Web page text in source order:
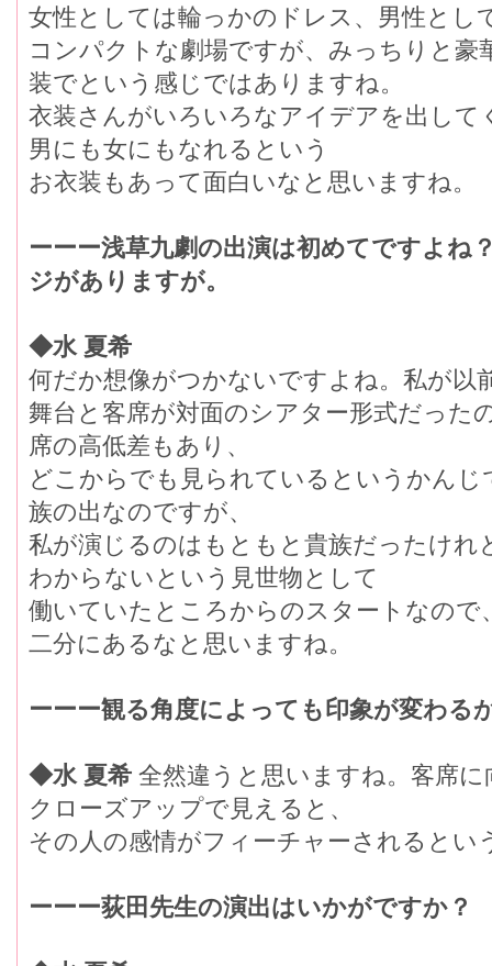
女性としては輪っかのドレス、男性とし
コンパクトな劇場ですが、みっちりと豪
装でという感じではありますね。
衣装さんがいろいろなアイデアを出し
男にも女にもなれるという
お衣装もあって面白いなと思いますね。
ーーー浅草九劇の出演は初めてですよね
ジがありますが。
◆水 夏希
何だか想像がつかないですよね。私が以
舞台と客席が対面のシアター形式だった
席の高低差もあり、
どこからでも見られているというかん
族の出なのですが、
私が演じるのはもともと貴族だったけれ
わからないという見世物として
働いていたところからのスタートなので
二分にあるなと思いますね。
ーーー観る角度によっても印象が変わる
◆水 夏希 全然違うと思いますね。客席
クローズアップで見えると、
その人の感情がフィーチャーされると
ーーー荻田先生の演出はいかがですか？